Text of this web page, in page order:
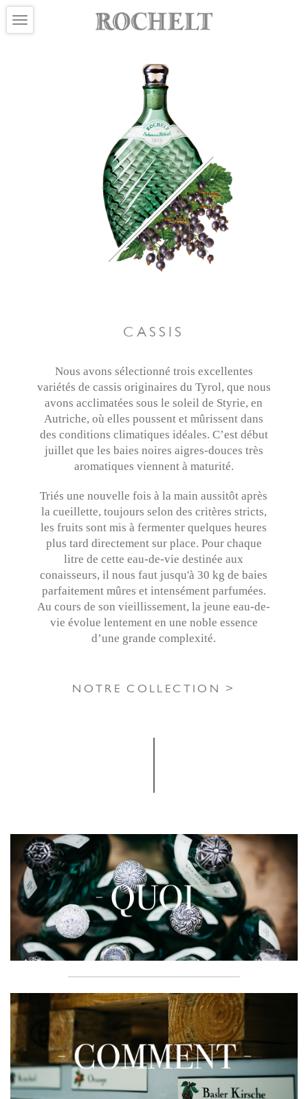
CASSIS
Nous avons sélectionné trois excellentes
variétés de cassis originaires du Tyrol, que nous
avons acclimatées sous le soleil de Styrie, en
Autriche, où elles poussent et mûrissent dans
des conditions climatiques idéales. C’est début
juillet que les baies noires aigres-douces très
aromatiques viennent à maturité.
Triés une nouvelle fois à la main aussitôt après
la cueillette, toujours selon des critères stricts,
les fruits sont mis à fermenter quelques heures
plus tard directement sur place. Pour chaque
litre de cette eau-de-vie destinée aux
conaisseurs, il nous faut jusqu'à 30 kg de baies
parfaitement mûres et intensément parfumées.
Au cours de son vieillissement, la jeune eau-de-
vie évolue lentement en une noble essence
d’une grande complexité.
NOTRE COLLECTION >